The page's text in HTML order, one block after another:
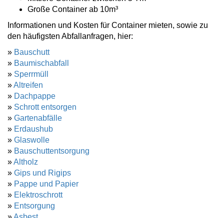
Große Container ab 10m³
Informationen und Kosten für Container mieten, sowie zu
den häufigsten Abfallanfragen, hier:
» Bauschutt
» Baumischabfall
» Sperrmüll
»Altreifen
» Dachpappe
» Schrott entsorgen
» Gartenabfälle
» Erdaushub
» Glaswolle
» Bauschuttentsorgung
»Altholz
» Gips und Rigips
» Pappe und Papier
» Elektroschrott
» Entsorgung